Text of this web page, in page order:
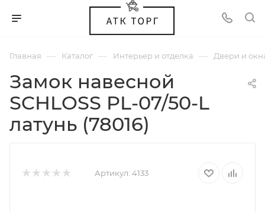
Главная — Каталог — Интерьер и отделка — Двери и
Замок навесной
SCHLOSS PL-07/50-L
латунь (78016)
Артикул: 4133